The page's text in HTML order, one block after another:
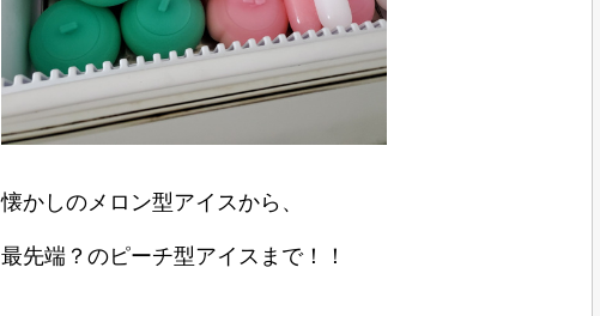
懐かしのメロン型アイスから、
最先端？のピーチ型アイスまで！！